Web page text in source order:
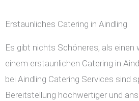
Erstaunliches Catering in Aindling
Es gibt nichts Schöneres, als einen
einem erstaunlichen Catering in
bei Aindling Catering Services sind
Bereitstellung hochwertiger und